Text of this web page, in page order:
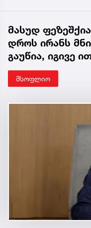
მასუდ
დროს ირანს
გაუწია, იგივე
მსოფლიო